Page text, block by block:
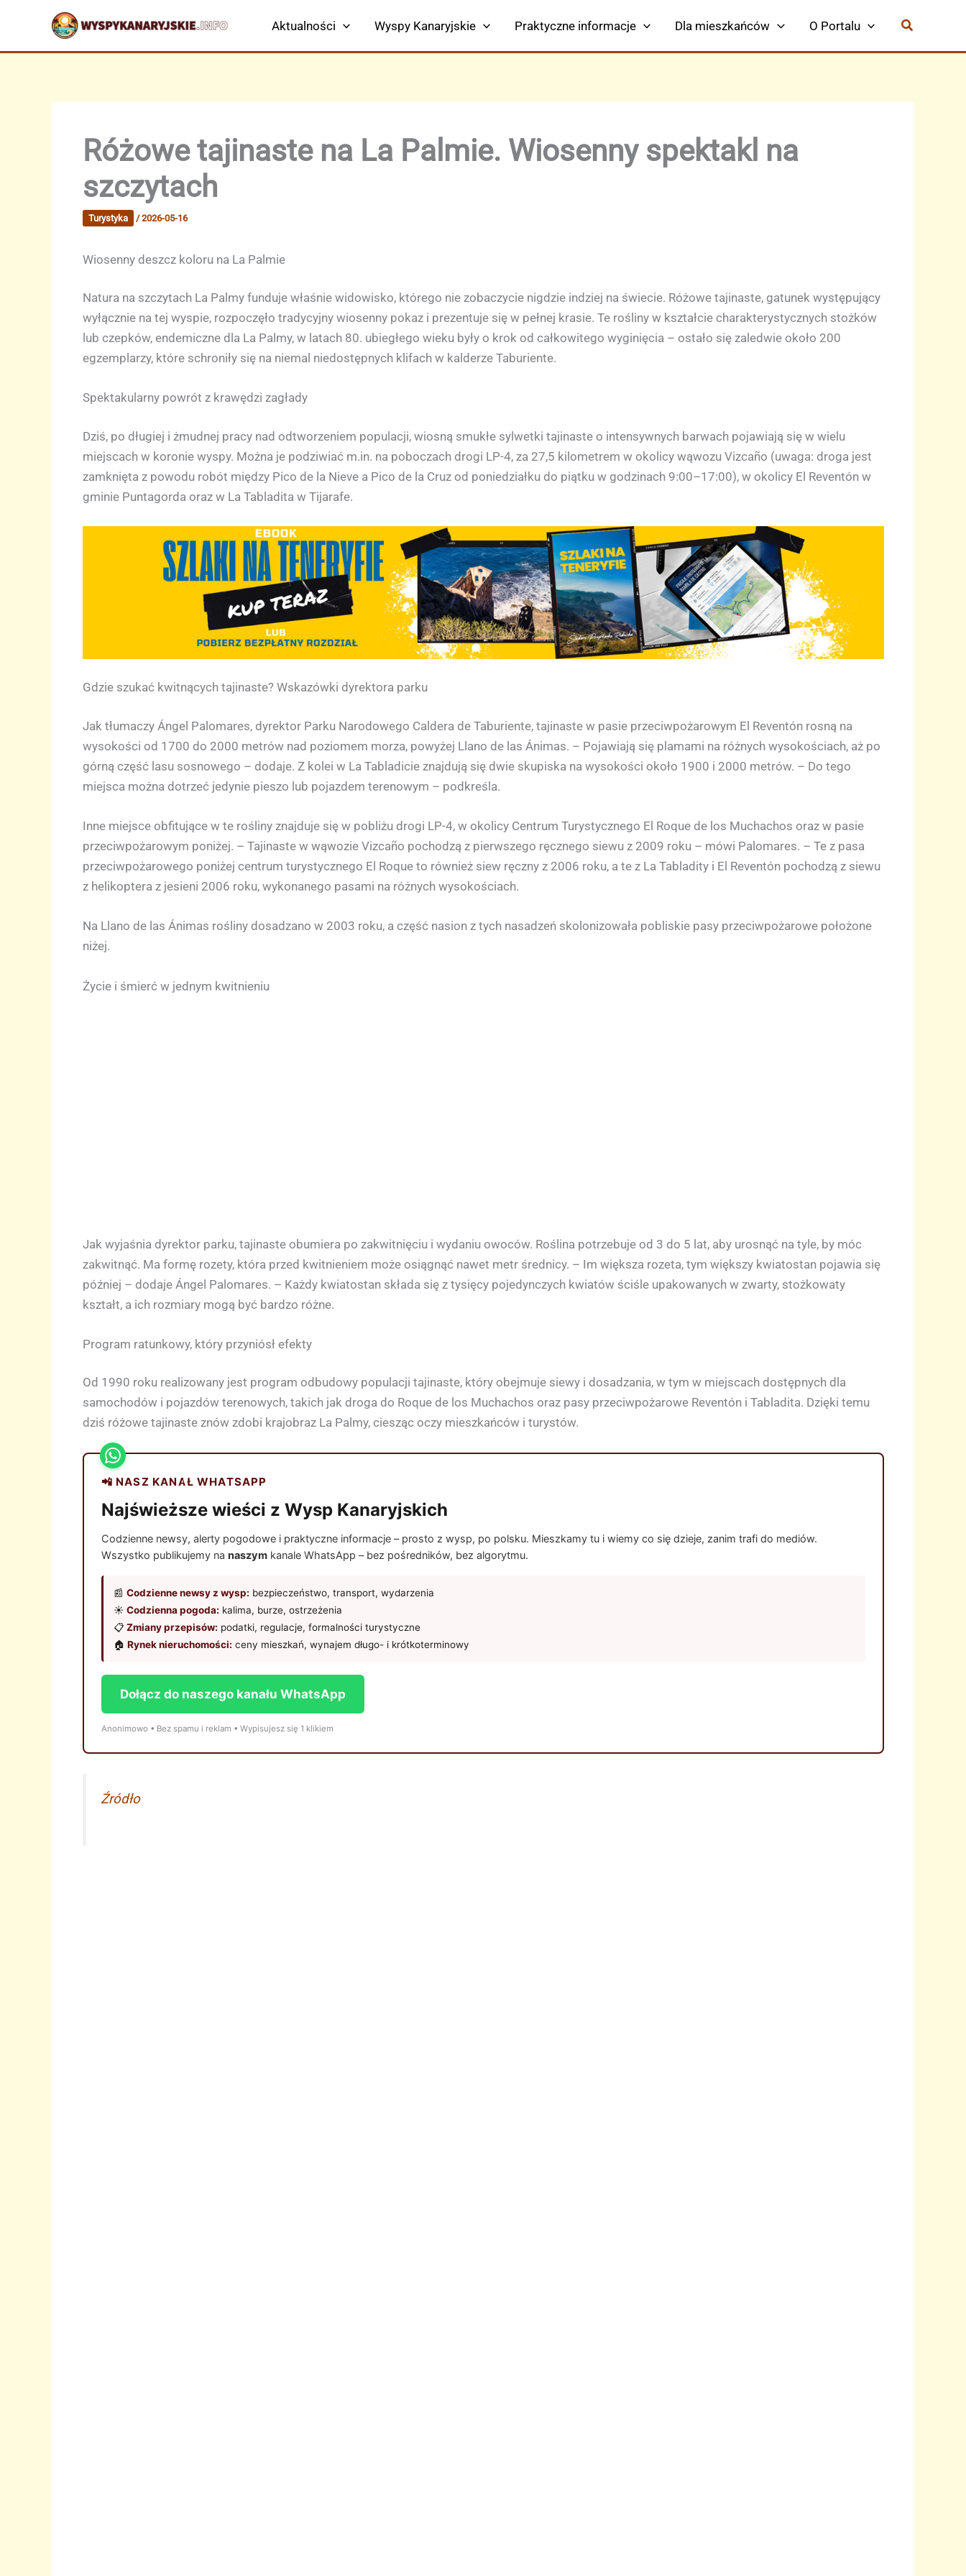
treści
Aktualności Wyspy Kanaryjskie Praktyczne informacje Dla mieszkańców O Portalu
Różowe tajinaste na La Palmie. Wiosenny spektakl na
szczytach
Turystyka /2026-05-16
Wiosenny deszcz koloru na La Palmie
Natura na szczytach La Palmy funduje właśnie widowisko, którego nie zobaczycie nigdzie indziej na świecie. Różowe tajinaste, gatunek występujący
wyłącznie na tej wyspie, rozpoczęło tradycyjny wiosenny pokaz i prezentuje się w pełnej krasie. Te rośliny w kształcie charakterystycznych stożków
lub czepków, endemiczne dla La Palmy, w latach 80. ubiegłego wieku były o krok od całkowitego wyginięcia – ostało się zaledwie około 200
egzemplarzy, które schroniły się na niemal niedostępnych klifach w kalderze Taburiente.
Spektakularny powrót z krawędzi zagłady
Dziś, po długiej i żmudnej pracy nad odtworzeniem populacji, wiosną smukłe sylwetki tajinaste o intensywnych barwach pojawiają się w wielu
miejscach w koronie wyspy. Można je podziwiać m.in. na poboczach drogi LP-4, za 27,5 kilometrem w okolicy wąwozu Vizcaño (uwaga: droga jest
zamknięta z powodu robót między Pico de la Nieve a Pico de la Cruz od poniedziałku do piątku w godzinach 9:00–17:00), w okolicy El Reventón w
gminie Puntagorda oraz w La Tabladita w Tijarafe.
Gdzie szukać kwitnących tajinaste? Wskazówki dyrektora parku
Jak tłumaczy Ángel Palomares, dyrektor Parku Narodowego Caldera de Taburiente, tajinaste w pasie przeciwpożarowym El Reventón rosną na
wysokości od 1700 do 2000 metrów nad poziomem morza, powyżej Llano de las Ánimas. – Pojawiają się plamami na różnych wysokościach, aż po
górną część lasu sosnowego – dodaje. Z kolei w La Tabladicie znajdują się dwie skupiska na wysokości około 1900 i 2000 metrów. – Do tego
miejsca można dotrzeć jedynie pieszo lub pojazdem terenowym – podkreśla.
Inne miejsce obfitujące w te rośliny znajduje się w pobliżu drogi LP-4, w okolicy Centrum Turystycznego El Roque de los Muchachos oraz w pasie
przeciwpożarowym poniżej. – Tajinaste w wąwozie Vizcaño pochodzą z pierwszego ręcznego siewu z 2009 roku – mówi Palomares. – Te z pasa
przeciwpożarowego poniżej centrum turystycznego El Roque to również siew ręczny z 2006 roku, a te z La Tabladity i El Reventón pochodzą z siewu
z helikoptera z jesieni 2006 roku, wykonanego pasami na różnych wysokościach.
Na Llano de las Ánimas rośliny dosadzano w 2003 roku, a część nasion z tych nasadzeń skolonizowała pobliskie pasy przeciwpożarowe położone
niżej.
Życie i śmierć w jednym kwitnieniu
Jak wyjaśnia dyrektor parku, tajinaste obumiera po zakwitnięciu i wydaniu owoców. Roślina potrzebuje od 3 do 5 lat, aby urosnąć na tyle, by móc
zakwitnąć. Ma formę rozety, która przed kwitnieniem może osiągnąć nawet metr średnicy. – Im większa rozeta, tym większy kwiatostan pojawia się
później – dodaje Ángel Palomares. – Każdy kwiatostan składa się z tysięcy pojedynczych kwiatów ściśle upakowanych w zwarty, stożkowaty
kształt, a ich rozmiary mogą być bardzo różne.
Program ratunkowy, który przyniósł efekty
Od 1990 roku realizowany jest program odbudowy populacji tajinaste, który obejmuje siewy i dosadzania, w tym w miejscach dostępnych dla
samochodów i pojazdów terenowych, takich jak droga do Roque de los Muchachos oraz pasy przeciwpożarowe Reventón i Tabladita. Dzięki temu
dziś różowe tajinaste znów zdobi krajobraz La Palmy, ciesząc oczy mieszkańców i turystów.
📲 NASZ KANAŁ WHATSAPP
Najświeższe wieści z Wysp Kanaryjskich
Codzienne newsy, alerty pogodowe i praktyczne informacje – prosto z wysp, po polsku. Mieszkamy tu i wiemy co się dzieje, zanim trafi do mediów.
Wszystko publikujemy na naszymkanale WhatsApp – bez pośredników, bez algorytmu.
📰 Codzienne newsy z wysp: bezpieczeństwo, transport, wydarzenia
☀️ Codzienna pogoda: kalima, burze, ostrzeżenia
📋 Zmiany przepisów: podatki, regulacje, formalności turystyczne
🏠 Rynek nieruchomości: ceny mieszkań, wynajem długo- i krótkoterminowy
Dołącz do naszego kanału WhatsApp
Anonimowo • Bez spamu i reklam • Wypisujesz się 1 klikiem
Źródło